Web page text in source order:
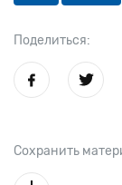
Поделиться:
Сохранить